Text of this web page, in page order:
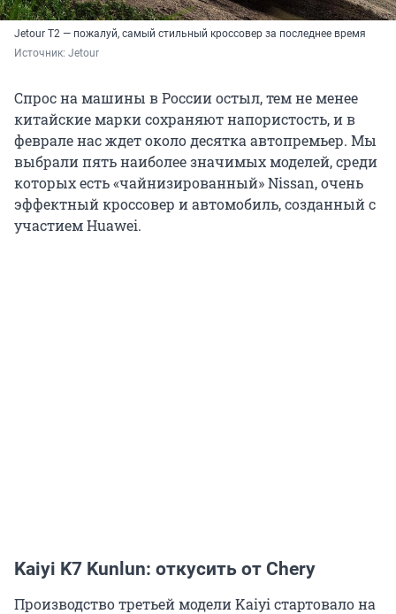
Jetour T2 — пожалуй, самый стильный кроссовер за последнее время
Источник: Jetour
Спрос на машины в России остыл, тем не менее
китайские марки сохраняют напористость, и в
феврале нас ждет около десятка автопремьер. Мы
выбрали пять наиболее значимых моделей, среди
которых есть «чайнизированный» Nissan, очень
эффектный кроссовер и автомобиль, созданный с
участием Huawei.
Kaiyi K7 Kunlun: откусить от Chery
Производство третьей модели Kaiyi стартовало на